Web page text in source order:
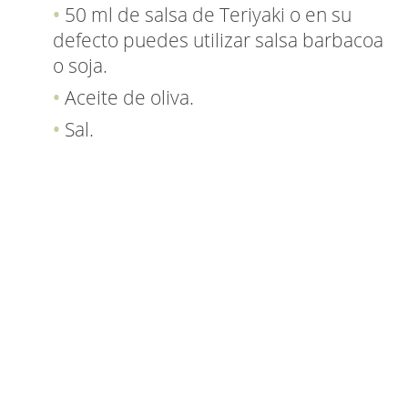
50 ml de salsa de Teriyaki o en su
defecto puedes utilizar salsa barbacoa
o soja.
Aceite de oliva.
Sal.